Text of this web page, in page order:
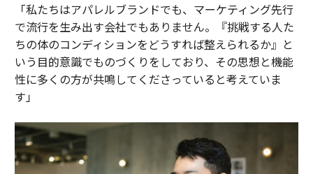
「私たちはアパレルブランドでも、マーケティング先行
で流行を生み出す会社でもありません。『挑戦する人た
ちの体のコンディションをどうすれば整えられるか』と
いう目的意識でものづくりをしており、その思想と機能
性に多くの方が共鳴してくださっていると考えていま
す」